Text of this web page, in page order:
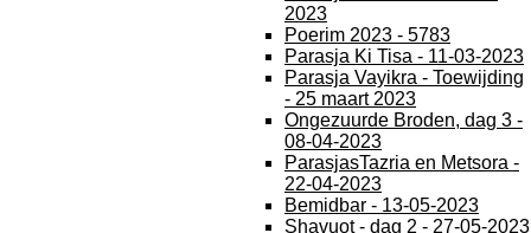
2023
Poerim 2023 - 5783
Parasja Ki Tisa - 11-03-2023
Parasja Vayikra - Toewijding
- 25 maart 2023
Ongezuurde Broden, dag 3 -
08-04-2023
ParasjasTazria en Metsora -
22-04-2023
Bemidbar - 13-05-2023
Shavuot - dag 2 - 27-05-2023